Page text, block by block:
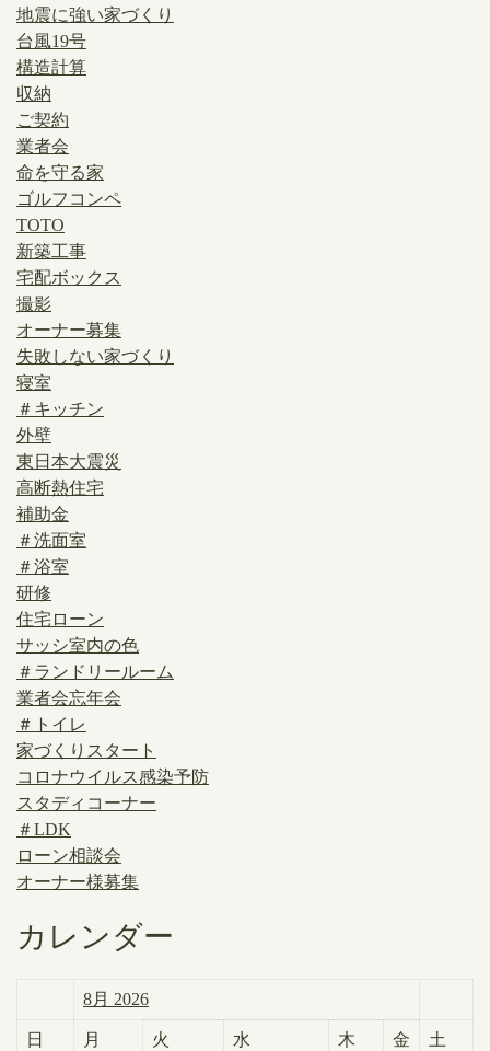
地震に強い家づくり
台風19号
構造計算
収納
ご契約
業者会
命を守る家
ゴルフコンペ
TOTO
新築工事
宅配ボックス
撮影
オーナー募集
失敗しない家づくり
寝室
＃キッチン
外壁
東日本大震災
高断熱住宅
補助金
＃洗面室
＃浴室
研修
住宅ローン
サッシ室内の色
＃ランドリールーム
業者会忘年会
＃トイレ
家づくりスタート
コロナウイルス感染予防
スタディコーナー
＃LDK
ローン相談会
オーナー様募集
カレンダー
8月 2026
日 月 火 水 木 金 土